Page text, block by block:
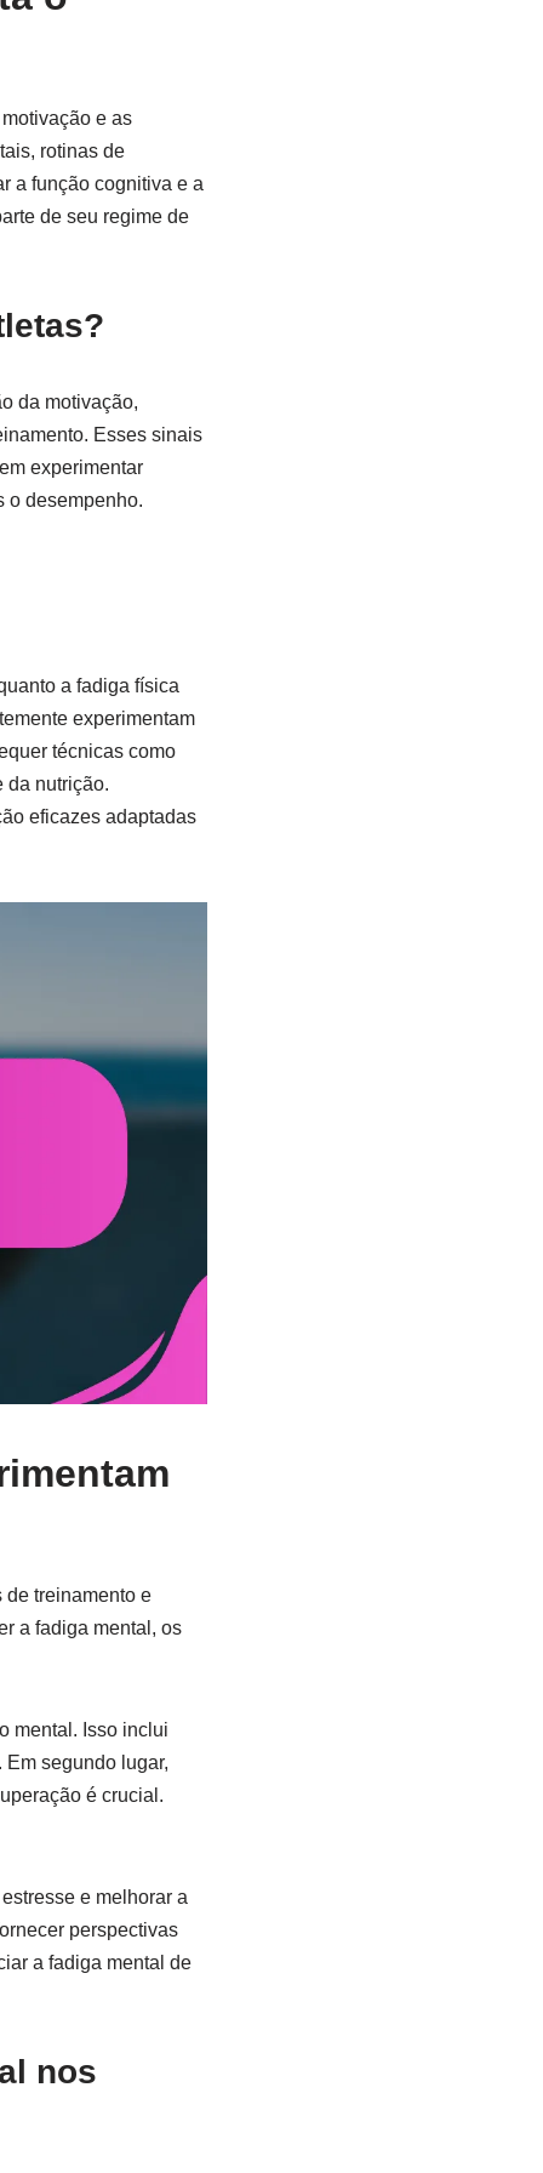
e as
rotinas de
a função cognitiva e a
de seu regime de
da motivação,
Esses sinais
experimentar
o desempenho.
a fadiga física
experimentam
técnicas como
da nutrição.
eficazes adaptadas
de treinamento e
a fadiga mental, os
mental. Isso inclui
segundo lugar,
é crucial.
e melhorar a
perspectivas
a fadiga mental de
nos